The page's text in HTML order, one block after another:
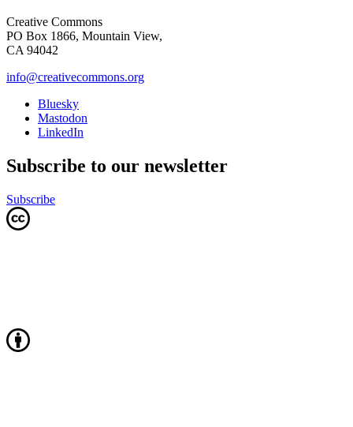
Creative Commons
PO Box 1866, Mountain View,
CA 94042
info@creativecommons.org
Bluesky
Mastodon
LinkedIn
Subscribe to our newsletter
Subscribe